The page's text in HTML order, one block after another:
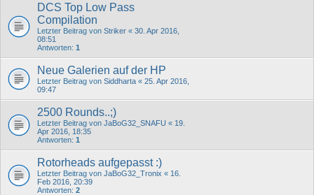
DCS Top Low Pass
Compilation
Letzter Beitrag von Striker « 30. Apr 2016,
08:51
Antworten: 1
Neue Galerien auf der HP
Letzter Beitrag von Siddharta « 25. Apr 2016,
09:47
2500 Rounds..;)
Letzter Beitrag von JaBoG32_SNAFU « 19.
Apr 2016, 18:35
Antworten: 1
Rotorheads aufgepasst :)
Letzter Beitrag von JaBoG32_Tronix « 16.
Feb 2016, 20:39
Antworten: 2